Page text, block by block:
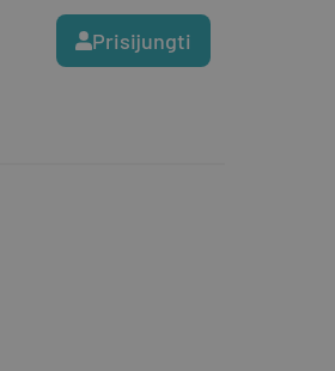
Prisijungti